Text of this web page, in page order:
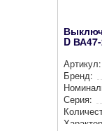
D
Артикул:
Бренд:
Серия: